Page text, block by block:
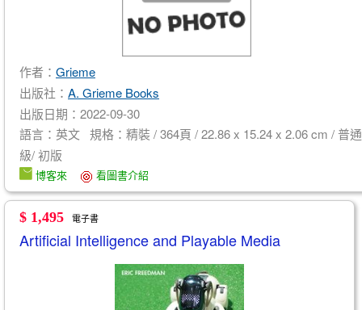
作者： Grieme
出版社： A. Grieme Books
出版日期：2022-09-30
語言：英文 規格：精裝 / 364頁 / 22.86 x 15.24 x 2.06 cm / 普通
級/ 初版
博客來 看圖書介紹
$ 1,495 電子書
Artificial Intelligence and Playable Media